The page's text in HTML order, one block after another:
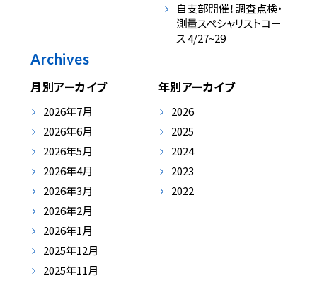
自支部開催！調査点検・
測量スペシャリストコー
ス 4/27~29
Archives
月別アーカイブ
2026年7月
2026年6月
2026年5月
2026年4月
2026年3月
2026年2月
2026年1月
2025年12月
2025年11月
年別アーカイブ
2026
2025
2024
2023
2022